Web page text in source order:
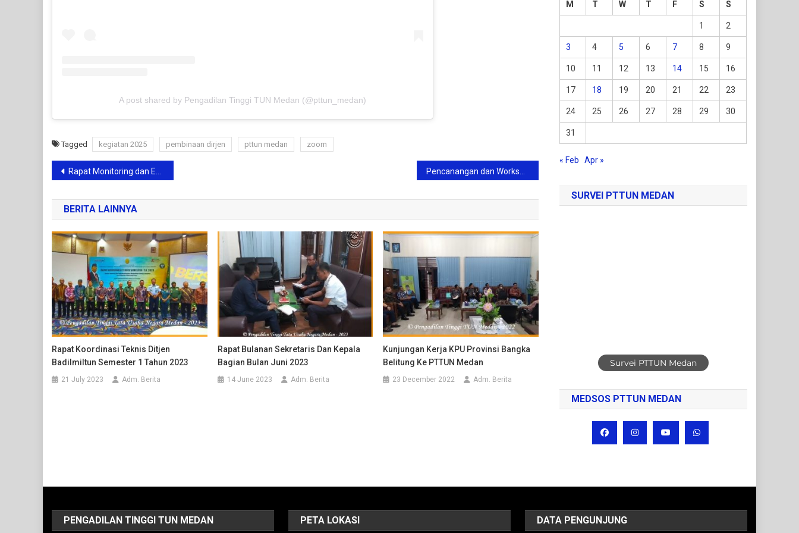
A post shared by Pengadilan Tinggi TUN Medan (@pttun_medan)
Tagged kegiatan 2025 pembinaan dirjen pttun medan zoom
Rapat Monitoring dan Evaluasi Mingguan Pembangunan Gedung
BERITA LAINNYA
Rapat Koordinasi Teknis Ditjen
Badilmiltun Semester 1 Tahun 2023
21 July 2023 Adm. Berita
Rapat Bulanan Sekretaris Dan Kepala
Bagian Bulan Juni 2023
14 June 2023 Adm. Berita
Kunjungan Kerja KPU Provinsi Bangka
Belitung Ke PTTUN Medan
23 December 2022 Adm. Berita
M
T W T F S S
1 2
3 4 5 6 7 8 9
10 11 12 13 14 15 16
17 18 19 20 21 22 23
24 25 26 27 28 29 30
31
« Feb Apr »
SURVEI PTTUN MEDAN
Survei PTTUN Medan
MEDSOS PTTUN MEDAN
PENGADILAN TINGGI TUN MEDAN PETA LOKASI DATA PENGUNJUNG